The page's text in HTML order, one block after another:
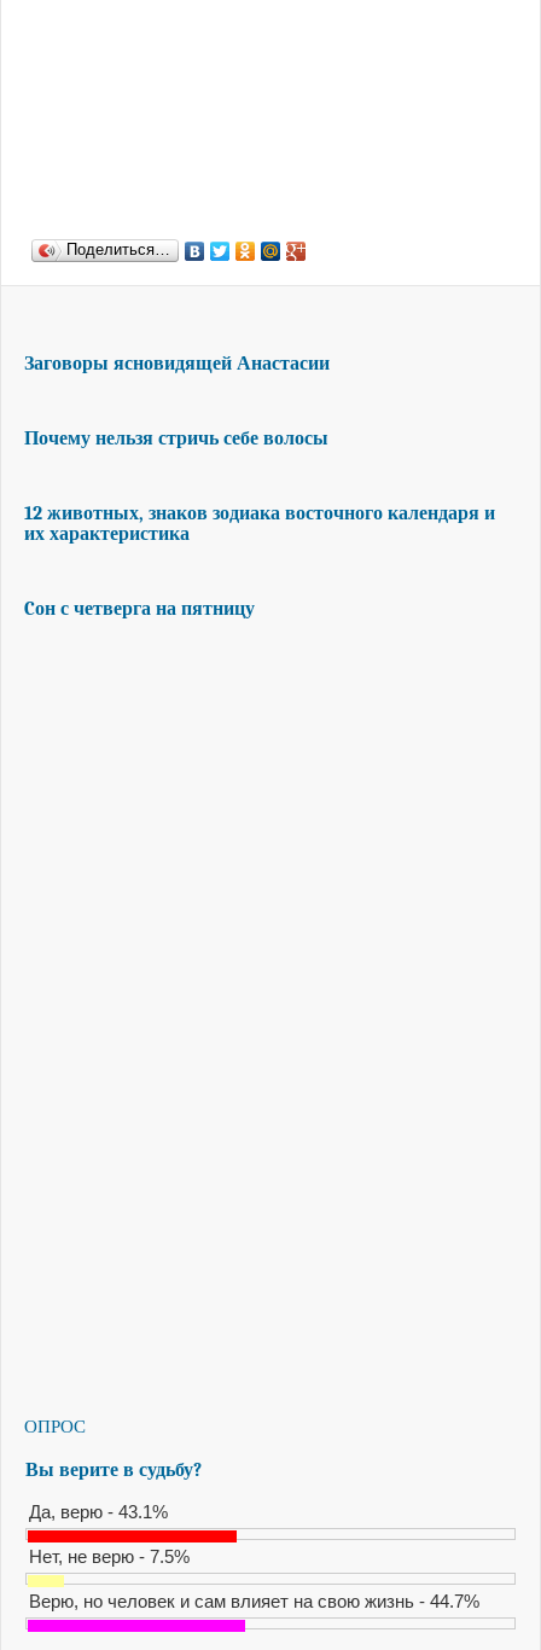
Поделиться…
Заговоры ясновидящей Анастасии
Почему нельзя стричь себе волосы
12 животных, знаков зодиака восточного календаря и
их характеристика
Cон с четверга на пятницу
ОПРОС
Вы верите в судьбу?
Да, верю - 43.1%
Нет, не верю - 7.5%
Верю, но человек и сам влияет на свою жизнь - 44.7%